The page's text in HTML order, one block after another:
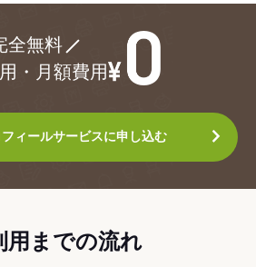
全無料
・月額費用
ィールサービスに申し込む
用までの流れ